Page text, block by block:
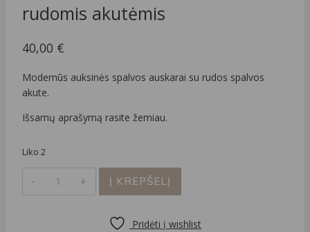
rudomis akutėmis
40,00 €
Modernūs auksinės spalvos auskarai su rudos spalvos
akute.
Išsamų aprašymą rasite žemiau.
Liko 2
Į KREPŠELĮ
Pridėti į wishlist